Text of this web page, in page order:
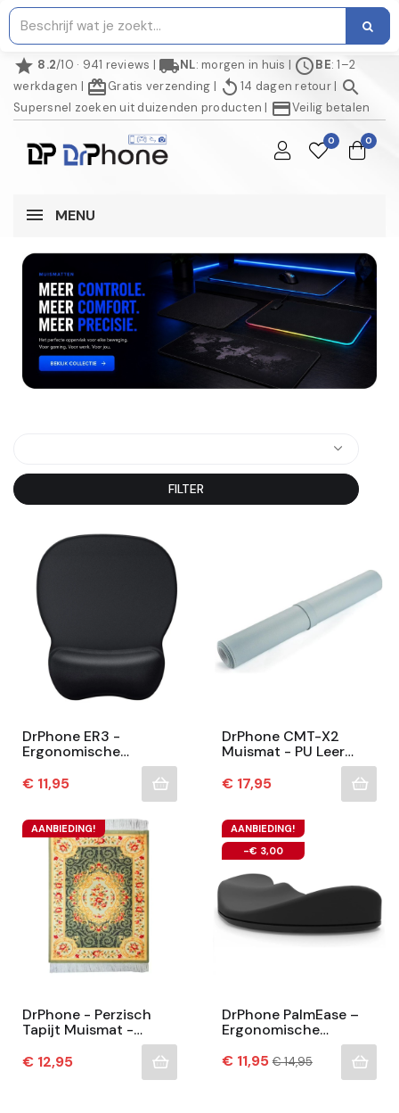
star 8.2/10 · 941 reviews | local_shippingNL: morgen in huis | scheduleBE: 1–2
werkdagen | redeemGratis verzending | replay 14 dagen retour| search
Supersnel zoeken uit duizenden producten | credit_cardVeilig betalen
0 0
MENU
FILTER
DrPhone ER3 -
Ergonomische
Polssteun – Anti-Slip
Oppervlak – Dikke
Prijs
€ 11,95
DrPhone CMT-X2
Muismat - PU Leer
Suede - Waterdicht -
80x40cm - Anti-Slip -
Duurzaam En...
Prijs
€ 17,95
AANBIEDING!
DrPhone - Perzisch
Tapijt Muismat -
Zachte Oppervlak -
Anti-Slip - 26.5x 18cm
- Geschikt Voor...
Prijs
€ 12,95
AANBIEDING!
-€ 3,00
DrPhone PalmEase –
Ergonomische
Ondersteuning – Pols
Prijs
€ 11,95Normale
prijs
€ 14,95